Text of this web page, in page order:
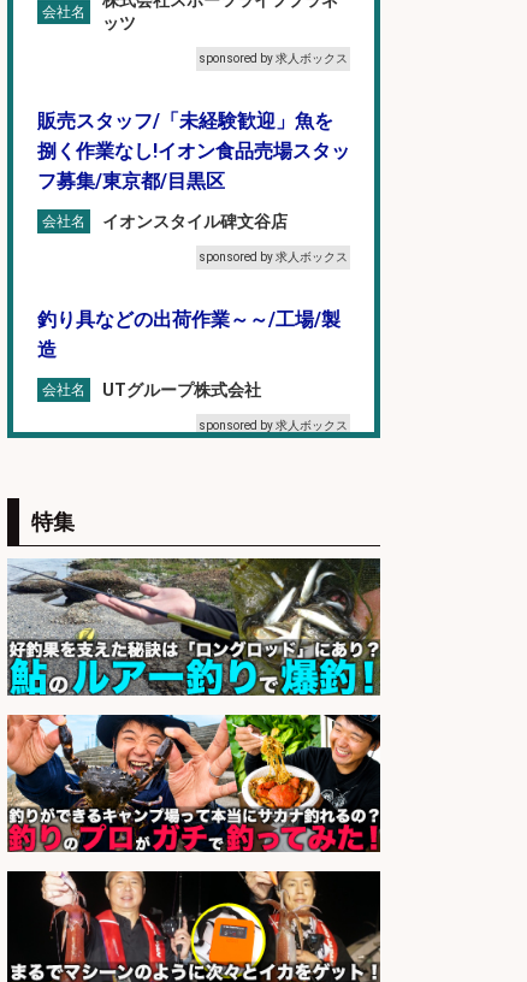
会社名
ッツ
sponsored by 求人ボックス
販売スタッフ/「未経験歓迎」魚を
捌く作業なし!イオン食品売場スタッ
フ募集/東京都/目黒区
会社名 イオンスタイル碑文谷店
sponsored by 求人ボックス
釣り具などの出荷作業～～/工場/製
造
会社名 UTグループ株式会社
sponsored by 求人ボックス
アシスタントのお仕事/残業なし/即
日勤務可/営業事務/軽作業
会社名 株式会社パソナ
sponsored by 求人ボックス
魚の「バイヤー」貴方の目利きでヒ
ットを生む、裁量バイヤー募集
会社名 株式会社コムライン
sponsored by 求人ボックス
EC事業責任者候補/飲食業界向け
SaaS企業「魚ぽち」/東証グロース
市場上場
会社名 株式会社フーディソン
特集